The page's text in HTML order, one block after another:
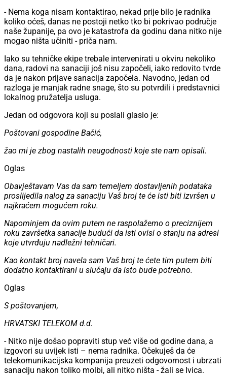
- Nema koga nisam kontaktirao, nekad prije bilo je radnika
koliko oćeš, danas ne postoji netko tko bi pokrivao područje
naše županije, pa ovo je katastrofa da godinu dana nitko nije
mogao ništa učiniti - priča nam.
Iako su tehničke ekipe trebale intervenirati u okviru nekoliko
dana, radovi na sanaciji još nisu započeli, iako redovito tvrde
da je nakon prijave sanacija započela. Navodno, jedan od
razloga je manjak radne snage, što su potvrdili i predstavnici
lokalnog pružatelja usluga.
Jedan od odgovora koji su poslali glasio je:
Poštovani gospodine Bačić,
žao mi je zbog nastalih neugodnosti koje ste nam opisali.
Oglas
Obavještavam Vas da sam temeljem dostavljenih podataka
proslijedila nalog za sanaciju Vaš broj te će isti biti izvršen u
najkraćem mogućem roku.
Napominjem da ovim putem ne raspolažemo o preciznijem
roku završetka sanacije budući da isti ovisi o stanju na adresi
koje utvrđuju nadležni tehničari.
Kao kontakt broj navela sam Vaš broj te ćete tim putem biti
dodatno kontaktirani u slučaju da isto bude potrebno.
Oglas
S poštovanjem,
HRVATSKI TELEKOM d.d.
- Nitko nije došao popraviti stup već više od godine dana, a
izgovori su uvijek isti – nema radnika. Očekuješ da će
telekomunikacijska kompanija preuzeti odgovornost i ubrzati
sanaciju nakon toliko molbi, ali nitko ništa - žali se Ivica.